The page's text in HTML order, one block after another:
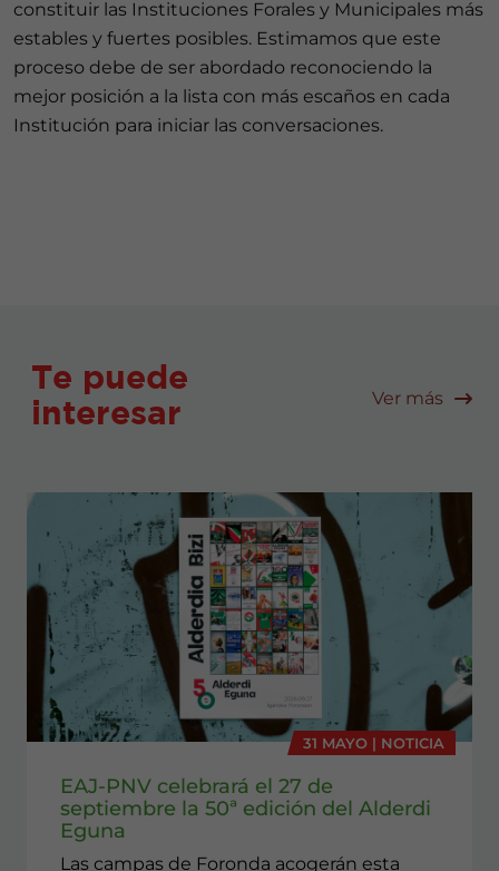
constituir las Instituciones Forales y Municipales más
estables y fuertes posibles. Estimamos que este
proceso debe de ser abordado reconociendo la
mejor posición a la lista con más escaños en cada
Institución para iniciar las conversaciones.
Te puede
interesar
Ver más
31 MAYO | NOTICIA
EAJ-PNV celebrará el 27 de
septiembre la 50ª edición del Alderdi
Eguna
Las campas de Foronda acogerán esta